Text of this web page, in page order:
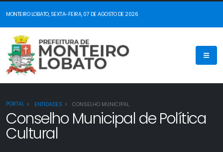
MONTEIRO LOBATO, SEXTA-FEIRA, 07 DE AGOSTO DE 2026
PORTAL ENTIDADES CONSELHO MUNICIPAL
Conselho Municipal de Política
Cultural